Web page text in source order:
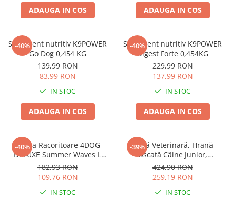
Delicii Păsări
Îngrijire Păsări
Așternut Igienic Păsări
Rozătoare
Hrană Rozătoare
Meniuri Rozătoare
Delicii Rozătoare
Batoane Rozătoare
Îngrijire Rozătoare
Așternut Igienic Rozătoare
ADAUGA IN COS ADAUGA IN COS
-40%
Supliment nutritiv K9POWER
Go Dog 0,454 KG
139,99 RON
83,99 RON
IN STOC
ADAUGA IN COS
-40%
Supliment nutritiv K9POWER
Digest Forte 0,454KG
229,99 RON
137,99 RON
IN STOC
ADAUGA IN COS
-40%
Saltea Racoritoare 4DOG
DELUXE Summer Waves L
77x46cm
182,93 RON
109,76 RON
IN STOC
-39%
Dietă Veterinară, Hrană
Uscată Câine Junior,
EXCLUSION Intestinal, Toate
Rasele, Porc și Orez, 12kg
424,90 RON
259,19 RON
IN STOC